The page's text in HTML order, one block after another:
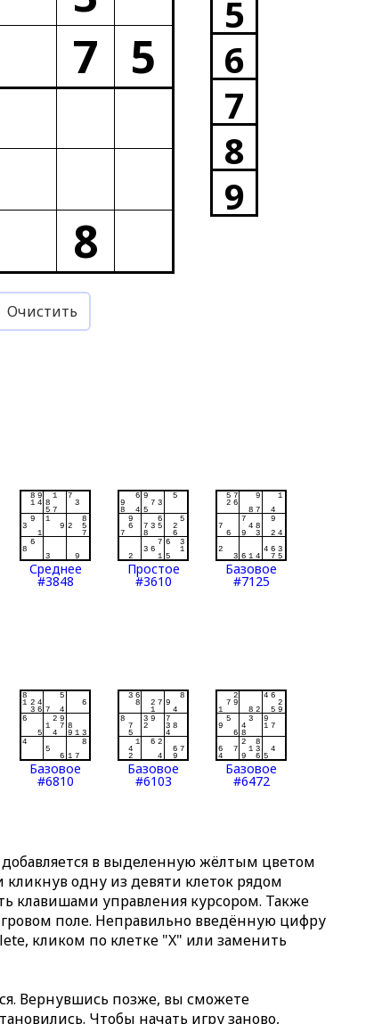
7 5
8
5
6
7
8
9
Очистить
Среднее
#3848
Простое
#3610
Базовое
#7125
Базовое
#6810
Базовое
#6103
Базовое
#6472
в выделенную жёлтым цветом
одну из девяти клеток рядом
клавишами управления курсором. Также
поле. Неправильно введённую цифру
кликом по клетке "X" или заменить
Вернувшись позже, вы сможете
Чтобы начать игру заново,